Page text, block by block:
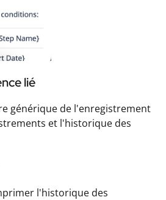
lié
générique de l'enregistrement
et l'historique des
l'historique des